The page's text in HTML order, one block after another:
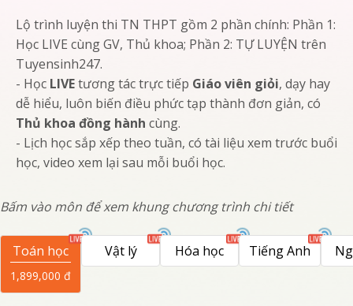
Lộ trình luyện thi TN THPT gồm 2 phần chính: Phần 1:
Học LIVE cùng GV, Thủ khoa; Phần 2: TỰ LUYỆN trên
Tuyensinh247.
- Học LIVEtương tác trực tiếp Giáo viên giỏi, dạy hay
dễ hiểu, luôn biến điều phức tạp thành đơn giản, có
Thủ khoa đồng hành cùng.
- Lịch học sắp xếp theo tuần, có tài liệu xem trước buổi
học, video xem lại sau mỗi buổi học.
Bấm vào môn để xem khung chương trình chi tiết
Toán học
1,899,000 đ
Vật lý Hóa học Tiếng Anh